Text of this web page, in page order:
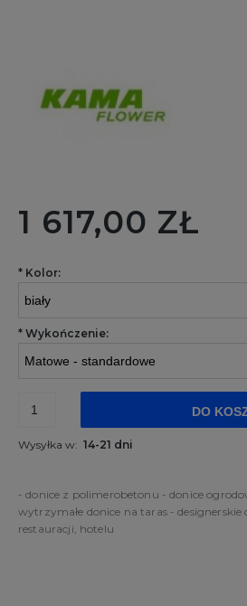
1 617,00 ZŁ
* Kolor:
* Wykończenie:
DO
Wysyłka w: 14-21 dni
- donice z polimerobetonu - donice
wytrzymałe donice na taras - designerskie
restauracji, hotelu